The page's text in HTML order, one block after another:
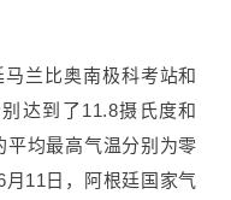
兰比奥南极科考站和
达到了11.8摄氏度和
均最高气温分别为零
11日，阿根廷国家气